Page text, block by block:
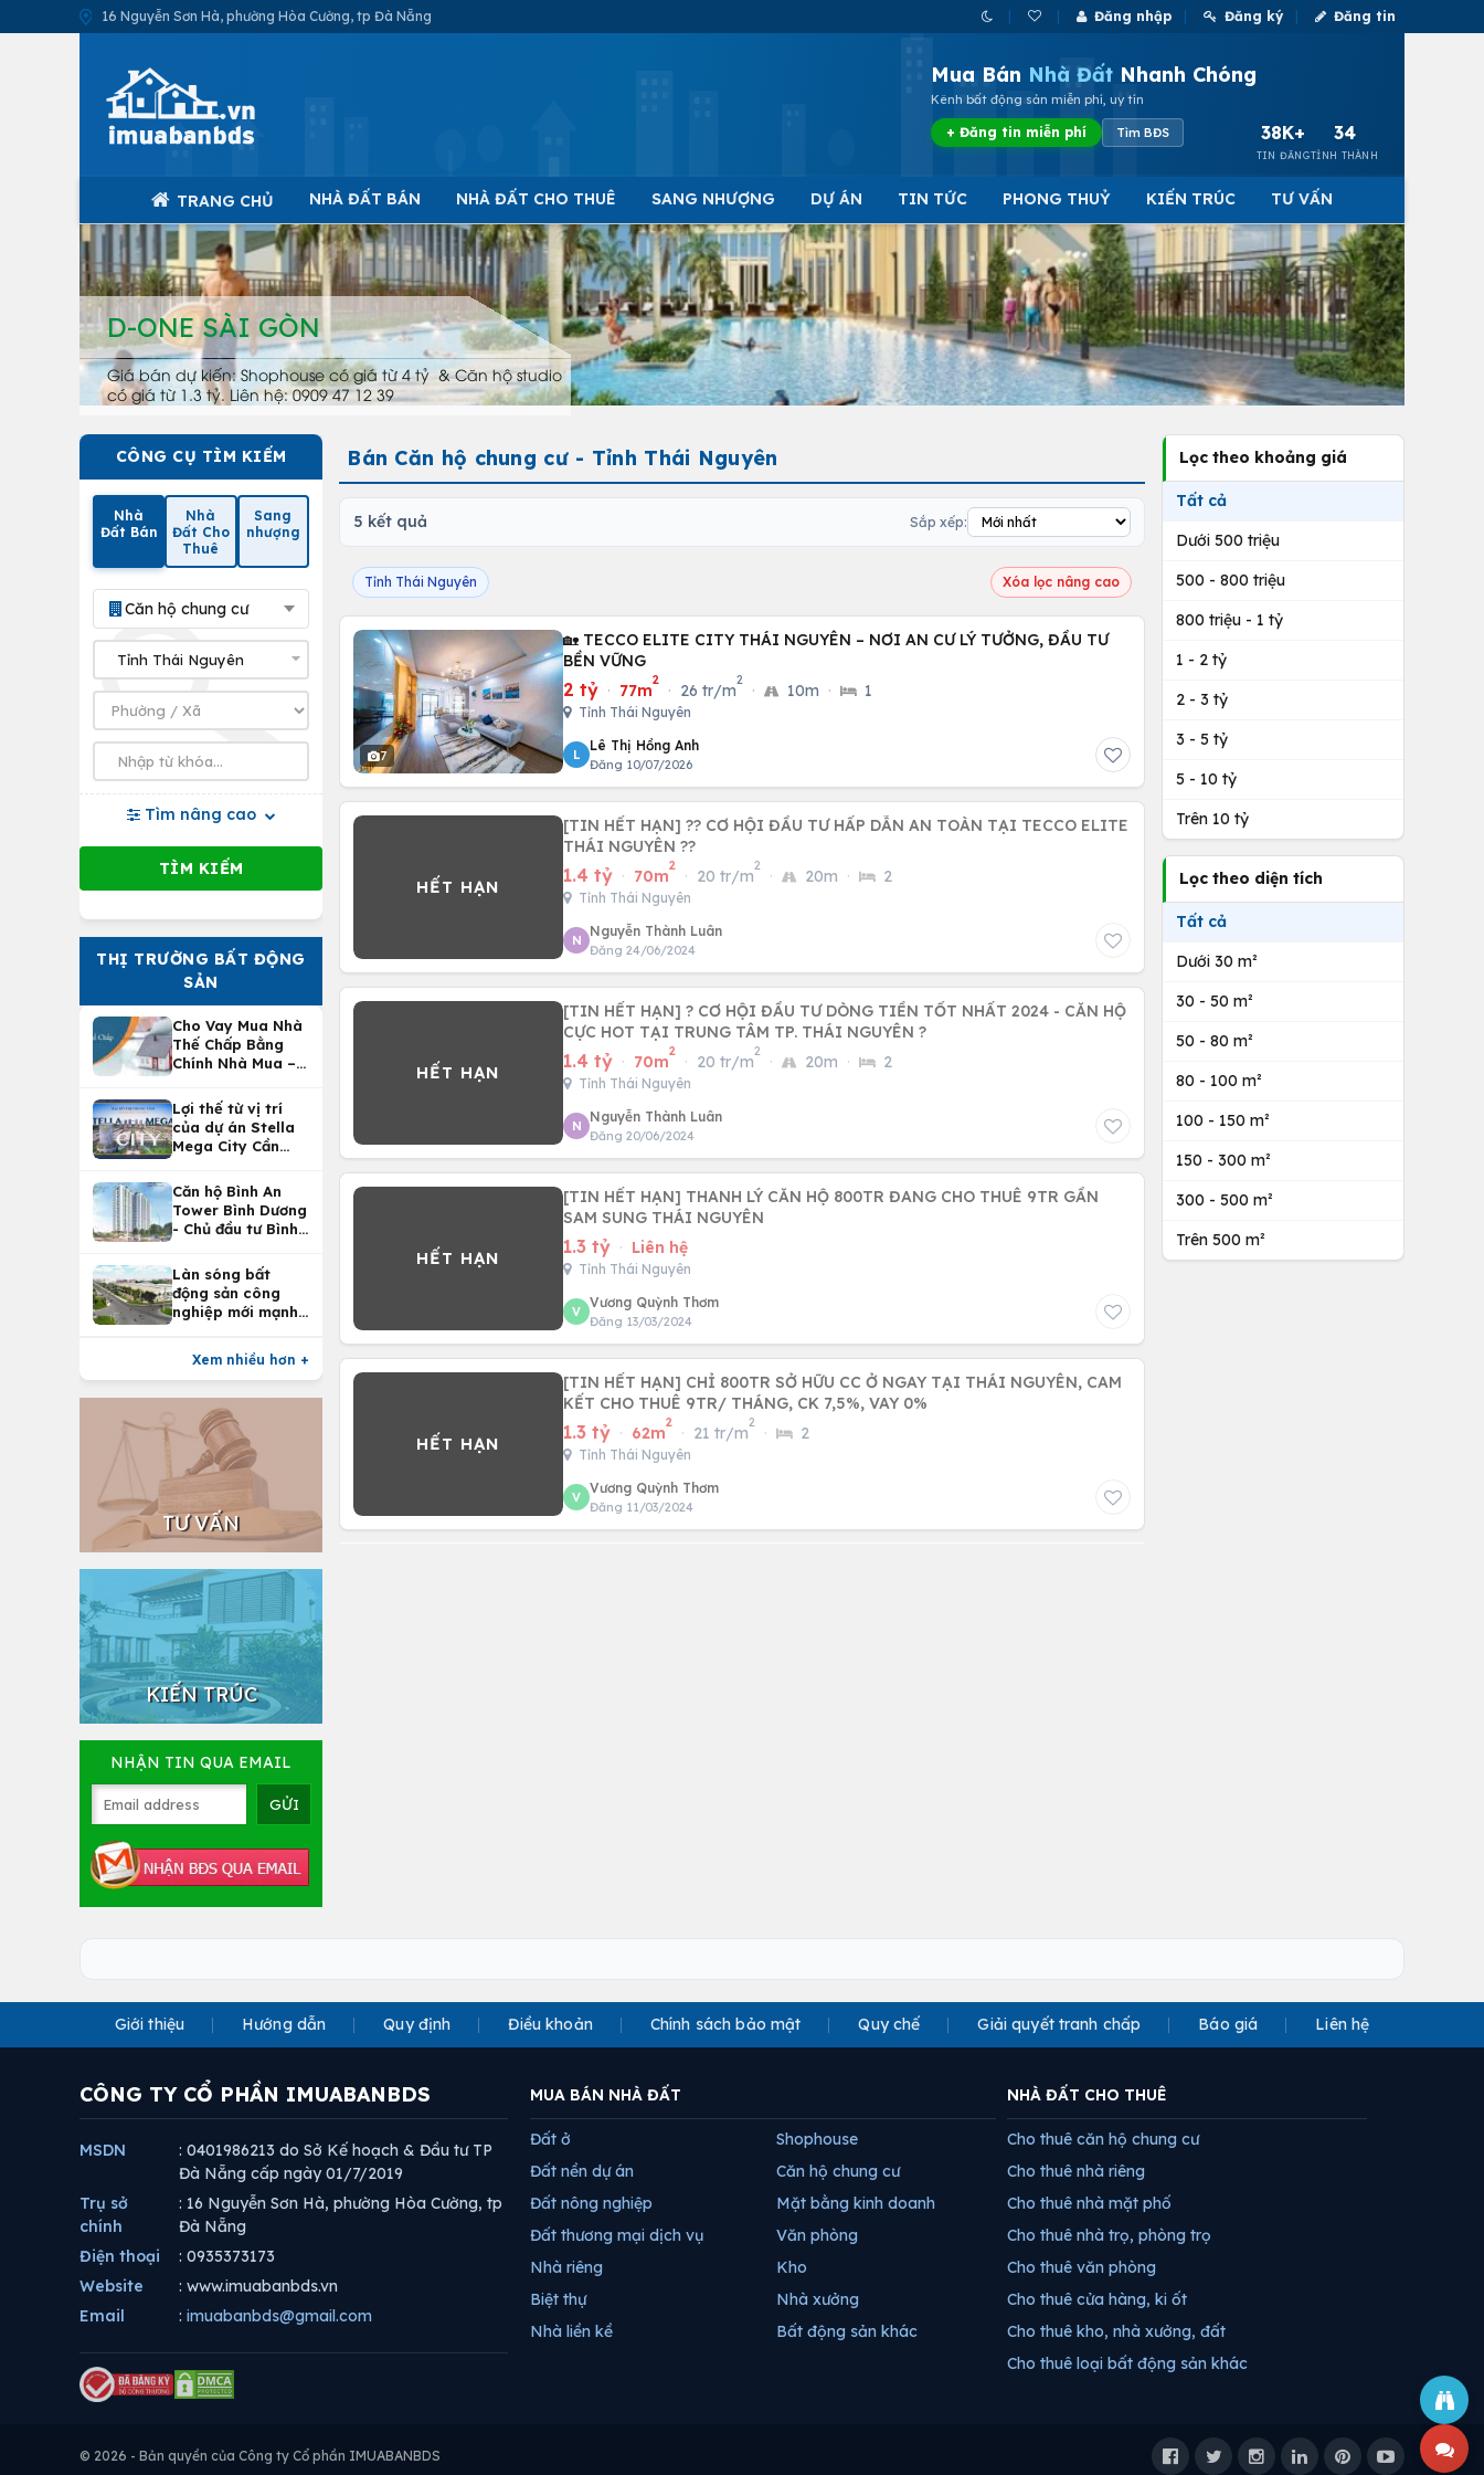
16 Nguyễn Sơn Hà, phường Hòa Cường, tp Đà Nẵng Đăng nhập Đăng ký Đăng tin
Mua Bán Nhà Đất Nhanh Chóng
Kênh bất động sản miễn phí, uy tín
+ Đăng tin miễn phí Tìm BĐS 38K+
TIN ĐĂNG
34
TỈNH THÀNH
TRANG CHỦ NHÀ ĐẤT BÁN NHÀ ĐẤT CHO THUÊ SANG NHƯỢNG DỰ ÁN TIN TỨC PHONG THUỶ KIẾN TRÚC TƯ VẤN
D-ONE SÀI GÒN
Giá bán dự kiến: Shophouse có giá từ 4 tỷ & Căn hộ studio
có giá từ 1.3 tỷ. Liên hệ: 0909 47 12 39
CÔNG CỤ TÌM KIẾM
Nhà
Đất Bán
Nhà
Đất Cho
Thuê
Sang
nhượng
Căn hộ chung cư
Tìm nâng cao
THỊ TRƯỜNG BẤT ĐỘNG
SẢN
Cho Vay Mua Nhà
Thế Chấp Bằng
Chính Nhà Mua –
Nhà Tại
Vietcombank
Lợi thế từ vị trí
của dự án Stella
Mega City Cần
Căn hộ Bình An
Tower Bình Dương
- Chủ đầu tư Bình
Làn sóng bất
động sản công
nghiệp mới mạnh
Xem nhiều hơn +
TƯ VẤN
KIẾN TRÚC
NHẬN TIN QUA EMAIL
Bán Căn hộ chung cư - Tỉnh Thái Nguyên
5 kết quả Sắp xếp:
Tỉnh Thái Nguyên Xóa lọc nâng cao
7
🏡 TECCO ELITE CITY THÁI NGUYÊN – NƠI AN CƯ LÝ TƯỞNG, ĐẦU TƯ
BỀN VỮNG
2 tỷ · 77m
2
· 26 tr/m
2
· 10m · 1
Tỉnh Thái Nguyên
L
Lê Thị Hồng Anh
Đăng 10/07/2026
[TIN HẾT HẠN] ?? CƠ HỘI ĐẦU TƯ HẤP DẪN AN TOÀN TẠI TECCO ELITE
THÁI NGUYÊN ??
1.4 tỷ · 70m
2
· 20 tr/m
2
· 20m · 2
Tỉnh Thái Nguyên
N
Nguyễn Thành Luân
Đăng 24/06/2024
[TIN HẾT HẠN] ? CƠ HỘI ĐẦU TƯ DÒNG TIỀN TỐT NHẤT 2024 - CĂN HỘ
CỰC HOT TẠI TRUNG TÂM TP. THÁI NGUYÊN ?
1.4 tỷ · 70m
2
· 20 tr/m
2
· 20m · 2
Tỉnh Thái Nguyên
N
Nguyễn Thành Luân
Đăng 20/06/2024
[TIN HẾT HẠN] THANH LÝ CĂN HỘ 800TR ĐANG CHO THUÊ 9TR GẦN
SAM SUNG THÁI NGUYÊN
1.3 tỷ · Liên hệ
Tỉnh Thái Nguyên
V
Vương Quỳnh Thơm
Đăng 13/03/2024
[TIN HẾT HẠN] CHỈ 800TR SỞ HỮU CC Ở NGAY TẠI THÁI NGUYÊN, CAM
KẾT CHO THUÊ 9TR/ THÁNG, CK 7,5%, VAY 0%
1.3 tỷ · 62m
2
· 21 tr/m
2
· 2
Tỉnh Thái Nguyên
V
Vương Quỳnh Thơm
Đăng 11/03/2024
Lọc theo khoảng giá
Tất cả
Dưới 500 triệu
500 - 800 triệu
800 triệu - 1 tỷ
1 - 2 tỷ
2 - 3 tỷ
3 - 5 tỷ
5 - 10 tỷ
Trên 10 tỷ
Lọc theo diện tích
Tất cả
Dưới 30 m²
30 - 50 m²
50 - 80 m²
80 - 100 m²
100 - 150 m²
150 - 300 m²
300 - 500 m²
Trên 500 m²
Giới thiệu Hướng dẫn Quy định Điều khoản Chính sách bảo mật Quy chế Giải quyết tranh chấp Báo giá Liên hệ
CÔNG TY CỔ PHẦN IMUABANBDS
MSDN
: 0401986213 do Sở Kế hoạch & Đầu tư TP
Đà Nẵng cấp ngày 01/7/2019
Trụ sở
chính
: 16 Nguyễn Sơn Hà, phường Hòa Cường, tp
Đà Nẵng
Điện thoại
: 0935373173
Website
: www.imuabanbds.vn
Email
: imuabanbds@gmail.com
MUA BÁN NHÀ ĐẤT
Đất ở
Đất nền dự án
Đất nông nghiệp
Đất thương mại dịch vụ
Nhà riêng
Biệt thự
Nhà liền kề
Shophouse
Căn hộ chung cư
Mặt bằng kinh doanh
Văn phòng
Kho
Nhà xưởng
Bất động sản khác
NHÀ ĐẤT CHO THUÊ
Cho thuê căn hộ chung cư
Cho thuê nhà riêng
Cho thuê nhà mặt phố
Cho thuê nhà trọ, phòng trọ
Cho thuê văn phòng
Cho thuê cửa hàng, ki ốt
Cho thuê kho, nhà xưởng, đất
Cho thuê loại bất động sản khác
© 2026 - Bản quyền của Công ty Cổ phần IMUABANBDS